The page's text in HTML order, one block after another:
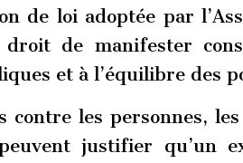
de loi adoptée par
droit de manifester
et à l’équilibre des
contre les personnes,
justifier qu’un